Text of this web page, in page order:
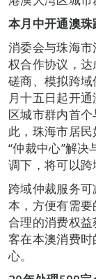
本月中开通澳
消委会与珠海
权合作协议，
磋商、模拟跨
月十五日起开
区城市群内首个
此，珠海市居
“仲裁中心”解
调下，将可以跨
跨域仲裁服务
本，方便有需要
合理的消费权
客在本澳消费
心。